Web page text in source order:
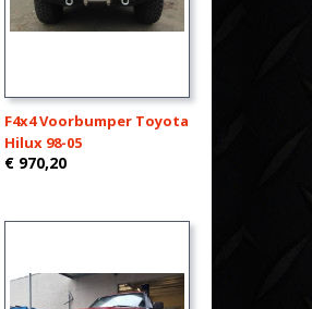
F4x4 Voorbumper Toyota
Hilux 98-05
€ 970,20